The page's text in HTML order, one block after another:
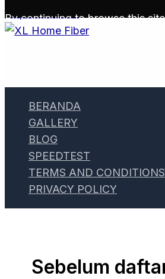
Skip to content
BERANDA
GALLERY
BLOG
SPEEDTEST
TERMS AND CONDITIONS
PRIVACY POLICY
Sebelum
By continuing to browse this